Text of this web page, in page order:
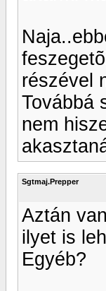
részével
Továbbá
nem
Sgtmaj.Prepper
Aztán
ilyet is
Egyéb?